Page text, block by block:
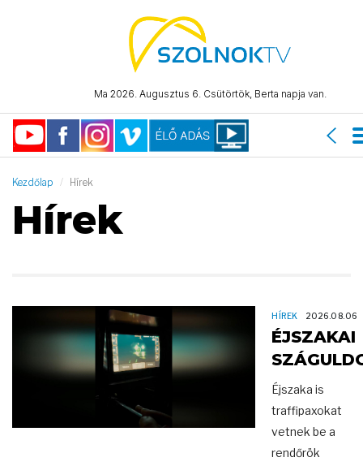
Ma 2026. Augusztus 6. Csütörtök, Berta napja van.
Kezdőlap Hírek
Hírek
HÍREK 2026.08.06
ÉJSZAKAI
Éjszaka is
traffipaxokat
vetnek be a
rendőrök